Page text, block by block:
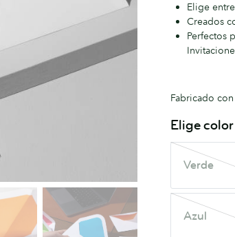
Elige
Creados
Perfectos
Fabricado
Elige color
Verde
Verde
Este
está
agotado.
Azul
Azul
Este